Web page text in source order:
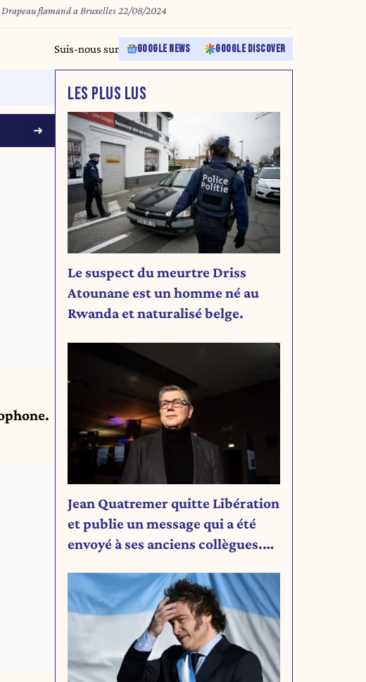
Drapeau flamand a Bruxelles 22/08/2024
Suis-nous sur GOOGLE NEWS GOOGLE DISCOVER
LES PLUS LUS
Le suspect du meurtre Driss
Atounane est un homme né au
Rwanda et naturalisé belge.
Jean Quatremer quitte Libération
et publie un message qui a été
envoyé à ses anciens collègues.